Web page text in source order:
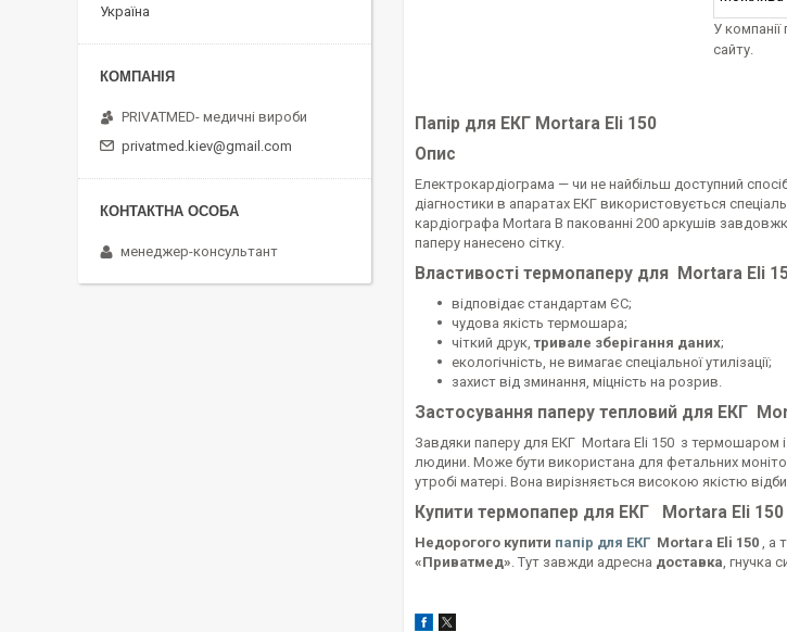
У
сайту.
Папір для ЕКГ Mortara Eli 150
Опис
Електрокардіограма — чи не найбільш доступний
діагностики в апаратах ЕКГ використовується
кардіографа Mortara В пакованні 200 аркушів
паперу нанесено сітку.
Властивості термопаперу для Mortara Eli
відповідає стандартам ЄС;
чудова якість термошара;
чіткий друк,тривале зберігання даних;
екологічність, не вимагає спеціальної утилізації;
захист від зминання, міцність на розрив.
Застосування паперу тепловий для ЕКГ
Завдяки паперу для ЕКГ Mortara Eli 150 з термошаром
людини. Може бути використана для фетальних
утробі матері. Вона вирізняється високою якістю
Купити термопапер для ЕКГ Mortara Eli 150
Недорогого купити папір для ЕКГ Mortara Eli 150 , а
«Приватмед». Тут завжди адресна доставка, гнучка
Україна
PRIVATMED- медичні вироби
privatmed.kiev@gmail.com
менеджер-консультант